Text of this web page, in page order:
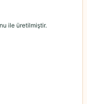
ile üretilmiştir.